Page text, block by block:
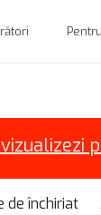
de închiriat